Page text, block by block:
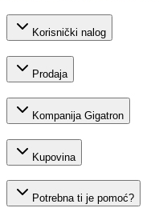
Korisnički nalog
Prodaja
Kompanija Gigatron
Kupovina
Potrebna ti je pomoć?